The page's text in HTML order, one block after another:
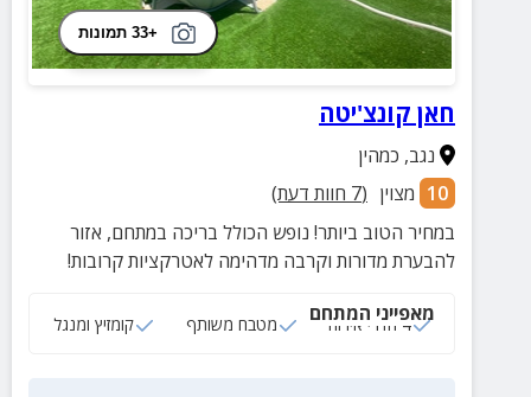
+33 תמונות
חאן קונצ'יטה
נגב, כמהין
10 מצוין (
7 חוות דעת)
במחיר הטוב ביותר! נופש הכולל בריכה במתחם, אזור
להבערת מדורות וקרבה מדהימה לאטרקציות קרובות!
מאפייני המתחם
4 חדרי אירוח מטבח משותף קומזיץ ומנגל